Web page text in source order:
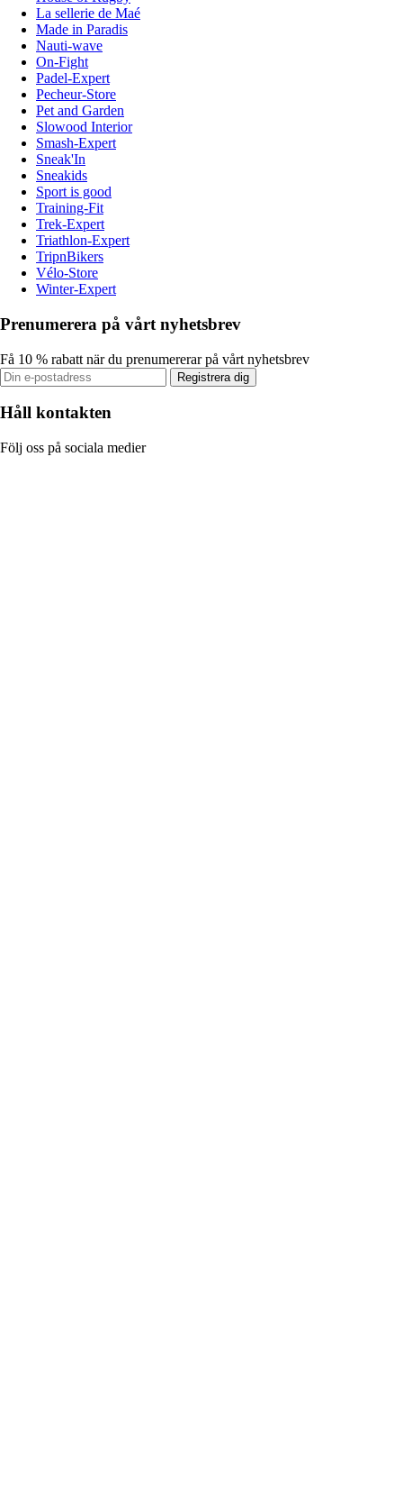
La sellerie de Maé
Made in Paradis
Nauti-wave
On-Fight
Padel-Expert
Pecheur-Store
Pet and Garden
Slowood Interior
Smash-Expert
Sneak'In
Sneakids
Sport is good
Training-Fit
Trek-Expert
Triathlon-Expert
TripnBikers
Vélo-Store
Winter-Expert
Prenumerera på vårt nyhetsbrev
Få 10 % rabatt när du prenumererar på vårt nyhetsbrev
Registrera dig
Håll kontakten
Följ oss på sociala medier